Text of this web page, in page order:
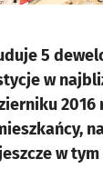
5
w
2016
w